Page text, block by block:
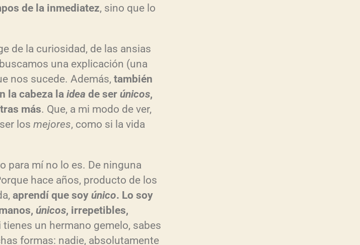
de la inmediatez, sino que lo
de la curiosidad, de las ansias
una explicación (una
nos sucede. Además, también
la cabeza la idea de ser únicos,
más. Que, a mi modo de ver,
los mejores, como si la vida
para mí no lo es. De ninguna
hace años, producto de los
aprendí que soy único. Lo soy
únicos, irrepetibles,
tienes un hermano gemelo, sabes
formas: nadie, absolutamente